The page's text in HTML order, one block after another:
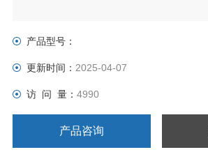
产品型号：
更新时间： 2025-04-07
访 问 量： 4990
产品咨询